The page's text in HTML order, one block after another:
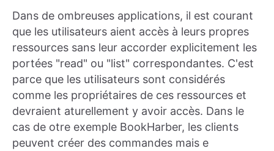
Dans de ombreuses applications, il est courant
que les utilisateurs aient accès à leurs propres
ressources sans leur accorder explicitement les
portées "read" ou "list" correspondantes. C'est
parce que les utilisateurs sont considérés
comme les propriétaires de ces ressources et
devraient aturellement y avoir accès. Dans le
cas de otre exemple BookHarber, les clients
peuvent créer des commandes mais e